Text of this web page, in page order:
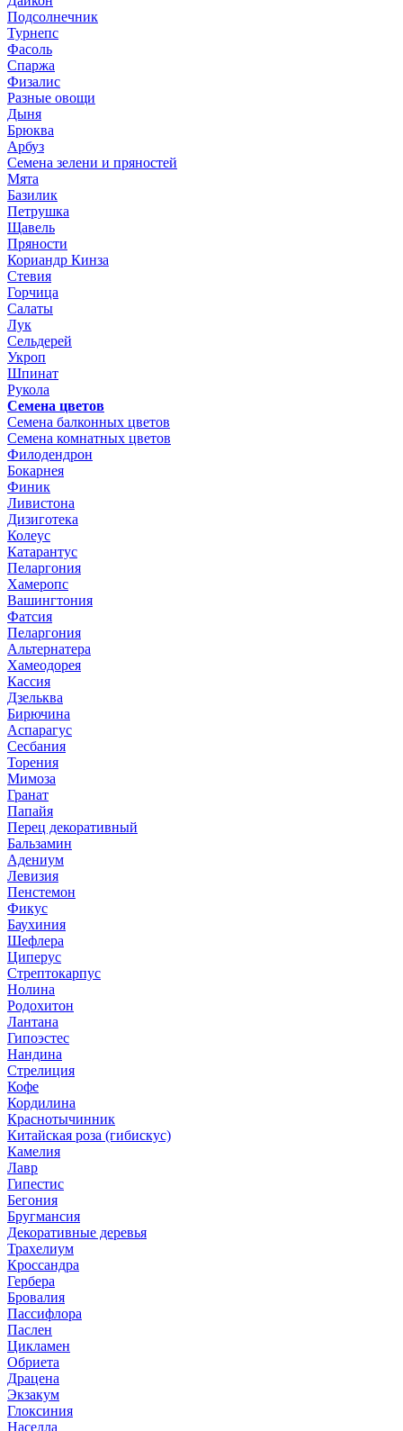
Подсолнечник
Турнепс
Фасоль
Спаржа
Физалис
Разные овощи
Дыня
Брюква
Арбуз
Семена зелени и пряностей
Мята
Базилик
Петрушка
Щавель
Пряности
Кориандр Кинза
Стевия
Горчица
Салаты
Лук
Сельдерей
Укроп
Шпинат
Рукола
Семена цветов
Семена балконных цветов
Семена комнатных цветов
Филодендрон
Бокарнея
Финик
Ливистона
Дизиготека
Колеус
Катарантус
Пеларгония
Хамеропс
Вашингтония
Фатсия
Пеларгония
Альтернатера
Хамеодорея
Кассия
Дзельква
Бирючина
Аспарагус
Сесбания
Торения
Мимоза
Гранат
Папайя
Перец декоративный
Бальзамин
Адениум
Левизия
Пенстемон
Фикус
Баухиния
Шефлера
Циперус
Стрептокарпус
Нолина
Родохитон
Лантана
Гипоэстес
Нандина
Стрелиция
Кофе
Кордилина
Краснотычинник
Китайская роза (гибискус)
Камелия
Лавр
Гипестис
Бегония
Бругмансия
Декоративные деревья
Трахелиум
Кроссандра
Гербера
Бровалия
Пассифлора
Паслен
Цикламен
Обриета
Драцена
Экзакум
Глоксиния
Населла